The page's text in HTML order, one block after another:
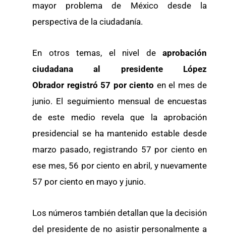
mayor problema de México desde la
perspectiva de la ciudadanía.
En otros temas, el nivel deaprobación
ciudadana al presidente López
Obrador registró 57 por ciento en el mes de
junio. El seguimiento mensual de encuestas
de este medio revela que la aprobación
presidencial se ha mantenido estable desde
marzo pasado, registrando 57 por ciento en
ese mes, 56 por ciento en abril, y nuevamente
57 por ciento en mayo y junio.
Los números también detallan que la decisión
del presidente de no asistir personalmente a